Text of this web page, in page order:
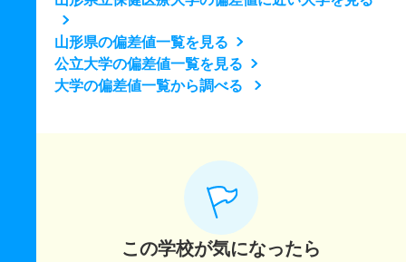
山形県の偏差値一覧を見る
公立大学の偏差値一覧を見る
大学の偏差値一覧から調べる
この学校が気になったら